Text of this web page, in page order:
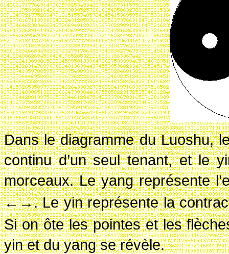
Dans le diagramme du Luoshu,
continu d’un seul tenant, et le
morceaux. Le yang représente
←→. Le yin représente la
Si on ôte les pointes et les
yin et du yang se révèle.